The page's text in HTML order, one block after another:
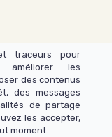
traceurs pour
améliorer les
des contenus
des messages
de partage
les accepter,
moment.